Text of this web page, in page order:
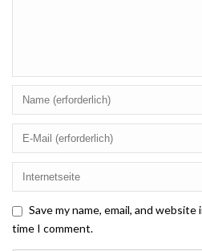
Save my name, email, and
time I comment.